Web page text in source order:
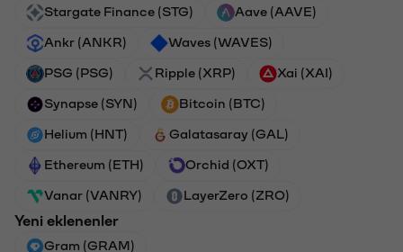
Stargate Finance (STG) Aave (AAVE)
Ankr (ANKR) Waves (WAVES)
PSG (PSG) Ripple (XRP) Xai (XAI)
Synapse (SYN) Bitcoin (BTC)
Helium (HNT) Galatasaray (GAL)
Ethereum (ETH) Orchid (OXT)
Vanar (VANRY) LayerZero (ZRO)
Yeni eklenenler
Gram (GRAM)